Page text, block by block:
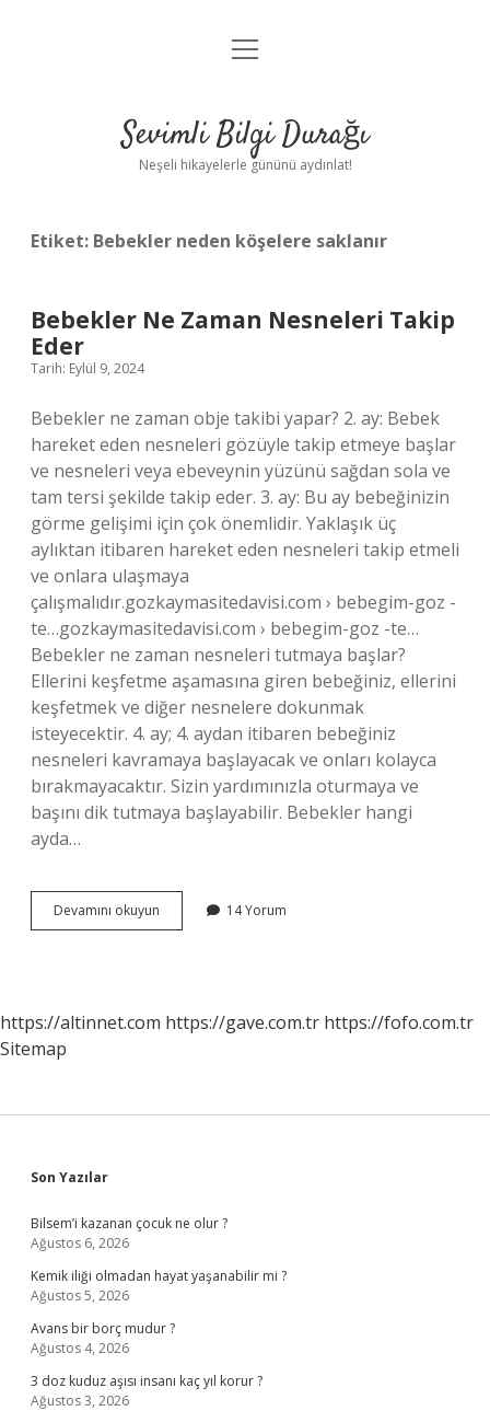
Anasayfa
Yasal Uyarı
menüyü
Sevimli Bilgi Durağı
Neşeli hikayelerle gününü aydınlat!
Etiket: Bebekler neden köşelere saklanır
Bebekler Ne Zaman Nesneleri Takip
Eder
Tarih: Eylül 9, 2024
Bebekler ne zaman obje takibi yapar? 2. ay: Bebek
hareket eden nesneleri gözüyle takip etmeye başlar
ve nesneleri veya ebeveynin yüzünü sağdan sola ve
tam tersi şekilde takip eder. 3. ay: Bu ay bebeğinizin
görme gelişimi için çok önemlidir. Yaklaşık üç
aylıktan itibaren hareket eden nesneleri takip etmeli
ve onlara ulaşmaya
çalışmalıdır.gozkaymasitedavisi.com › bebegim-goz -
te…gozkaymasitedavisi.com › bebegim-goz -te…
Bebekler ne zaman nesneleri tutmaya başlar?
Ellerini keşfetme aşamasına giren bebeğiniz, ellerini
keşfetmek ve diğer nesnelere dokunmak
isteyecektir. 4. ay; 4. aydan itibaren bebeğiniz
nesneleri kavramaya başlayacak ve onları kolayca
bırakmayacaktır. Sizin yardımınızla oturmaya ve
başını dik tutmaya başlayabilir. Bebekler hangi
ayda…
Devamını okuyun Bebekler
Ne
14 Yorum
https://altinnet.com https://gave.com.tr https://fofo.com.tr
Sitemap
Sidebar
Son Yazılar
Bilsem’i kazanan çocuk ne olur ?
Ağustos 6, 2026
Kemik iliği olmadan hayat yaşanabilir mi ?
Ağustos 5, 2026
Avans bir borç mudur ?
Ağustos 4, 2026
3 doz kuduz aşısı insanı kaç yıl korur ?
Ağustos 3, 2026